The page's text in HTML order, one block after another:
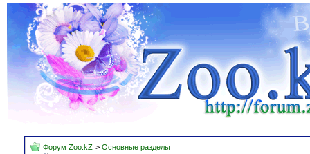
Форум Zoo.kZ > Основные разделы